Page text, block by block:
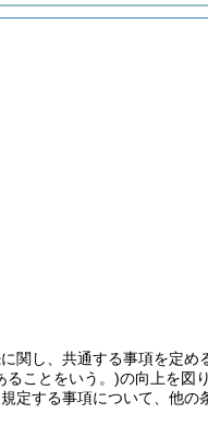
関し、共通する事項を定
ることをいう。)の向上を図
定する事項について、他の